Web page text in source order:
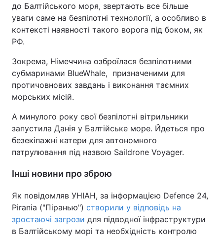
до Балтійського моря, звертають все більше
уваги саме на безпілотні технології, а особливо в
контексті наявності такого ворога під боком, як
РФ.
Зокрема, Німеччина озброїлася безпілотними
субмаринами BlueWhale, призначеними для
протичовнових завдань і виконання таємних
морських місій.
А минулого року свої безпілотні вітрильники
запустила Данія у Балтійське море. Йдеться про
безекіпажні катери для автономного
патрулювання під назвою Saildrone Voyager.
Інші новини про зброю
Як повідомляв УНІАН, за інформацією Defence 24,
Pirania ("Піранью") створили у відповідь на
зростаючі загрози для підводної інфраструктури
в Балтійському морі та необхідність контролю